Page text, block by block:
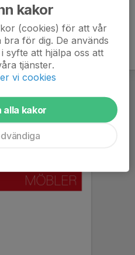
kakor
(cookies) för att vår
för dig. De används
syfte att hjälpa oss att
tjänster.
vi cookies
alla kakor